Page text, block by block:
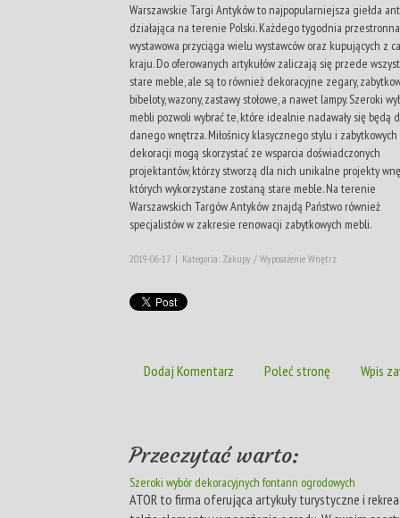
Warszawskie Targi Antyków to najpopularniejsza giełda
działająca na terenie Polski. Każdego tygodnia
wystawowa przyciąga wielu wystawców oraz kupujących z
kraju. Do oferowanych artykułów zaliczają się przede
stare meble, ale są to również dekoracyjne zegary,
bibeloty, wazony, zastawy stołowe, a nawet lampy. Szeroki
mebli pozwoli wybrać te, które idealnie nadawały się będą
danego wnętrza. Miłośnicy klasycznego stylu i zabytkowych
dekoracji mogą skorzystać ze wsparcia doświadczonych
projektantów, którzy stworzą dla nich unikalne projekty
których wykorzystane zostaną stare meble. Na terenie
Warszawskich Targów Antyków znajdą Państwo również
specjalistów w zakresie renowacji zabytkowych mebli.
2019-06-17 | Kategoria: Zakupy / Wyposażenie Wnętrz
Dodaj Komentarz Poleć stronę Wpis
Przeczytać warto:
Szeroki wybór dekoracyjnych fontann ogrodowych
ATOR to firma oferująca artykuły turystyczne i